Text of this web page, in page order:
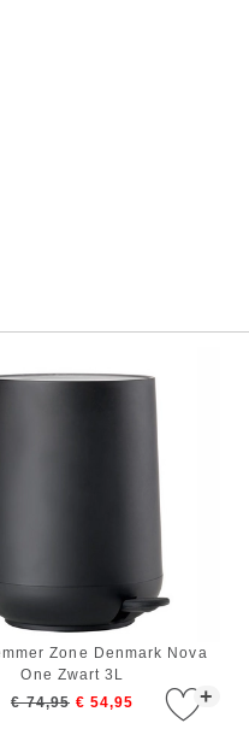
+
Zone Denmark Nova
One Zwart 3L
€ 74,95 € 54,95